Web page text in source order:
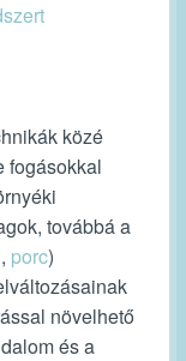
közé
fogásokkal
továbbá a
porc)
növelhető
és a